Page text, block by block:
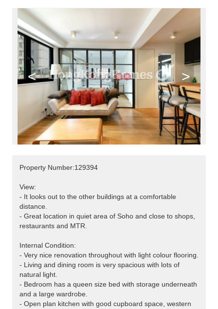
< >
Property Number:129394
View:
- It looks out to the other buildings at a comfortable
distance.
- Great location in quiet area of Soho and close to shops,
restaurants and MTR.
Internal Condition:
- Very nice renovation throughout with light colour flooring.
- Living and dining room is very spacious with lots of
natural light.
- Bedroom has a queen size bed with storage underneath
and a large wardrobe.
- Open plan kitchen with good cupboard space, western